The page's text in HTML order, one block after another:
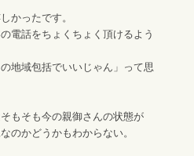
かったです。
電話をちょくちょく頂けるよう
地域包括でいいじゃん」って思
もそも今の親御さんの状態が
のかどうかもわからない。